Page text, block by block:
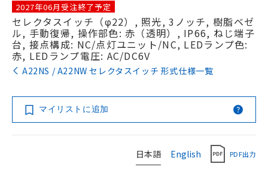
2027年06月受注終了予定
セレクタスイッチ（φ22）, 照光, 3ノッチ, 樹脂ベゼ
ル, 手動復帰, 操作部色: 赤（透明）, IP66, ねじ端子
台, 接点構成: NC/点灯ユニット/NC, LEDランプ色:
赤, LEDランプ電圧: AC/DC6V
A22NS / A22NW セレクタスイッチ 形式仕様一覧
マイリストに追加
日本語 English PDF出力